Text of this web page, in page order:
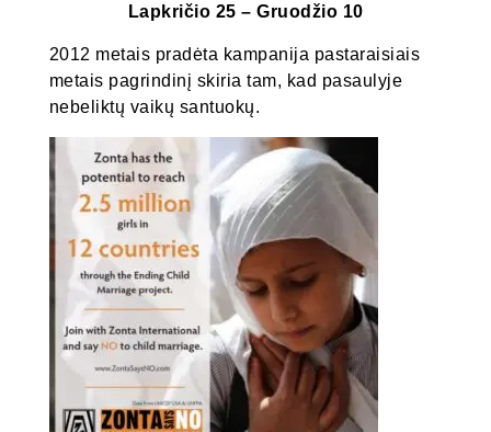
Lapkričio 25 – Gruodžio 10
2012 metais pradėta kampanija pastaraisiais
metais pagrindinį skiria tam, kad pasaulyje
nebeliktų vaikų santuokų.